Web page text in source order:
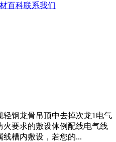
百科联系我们
钢龙骨吊顶中去掉次龙1电气
火要求的敷设体例配线电气线
槽内敷设，若您的...